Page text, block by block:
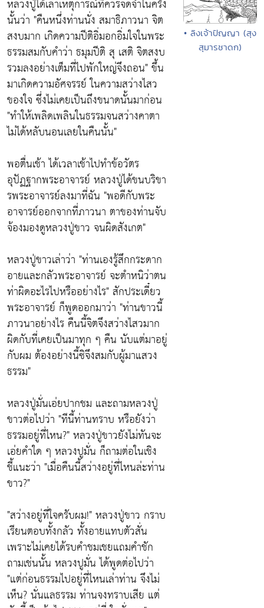
หลวงปู่ได้เล่าเหตุการณ์ที่ควรจดจำในครั้ง
นั้นว่า "คืนหนึ่งท่านนั่ง สมาธิภาวนา จิต
สงบมาก เกิดความปีติอิ่มอกอิ่มใจในพระ
ธรรมสมกับคำว่า ธมุมปีติ สุ เสติ จิตสงบ
รวมลงอย่างเต็มที่ไปพักใหญ่จึงถอน"ขึ้น
มาเกิดความอัศจรรย์ ในความสว่างไสว
ของใจ ซึ่งไม่เคยเป็นถึงขนาดนั้นมาก่อน
"ทำให้เพลิดเพลินในธรรมจนสว่างคาตา
ไม่ได้หลับนอนเลยในคืนนั้น"
พอตื่นเช้า ได้เวลาเช้าไปทำข้อวัตร
อุปัฏฐากพระอาจารย์ หลวงปู่ได้ขนบริขา
รพระอาจารย์ลงมาที่ฉัน "พอดีกับพระ
อาจารย์ออกจากที่ภาวนา ตาของท่านจับ
จ้องมองดูหลวงปู่ขาว จนผิดสังเกต"
หลวงปู่ขาวเล่าว่า "ท่านเองรู้สึกกระดาก
อายและกลัวพระอาจารย์ จะตำหนิว่าตน
ท่าผิดอะไรไปหรืออย่างไร"สักประเดี๋ยว
พระอาจารย์ ก็พูดออกมาว่า "ท่านขาวนี้
ภาวนาอย่างไร คืนนี้จิตจึงสว่างไสวมาก
ผิดกับที่เคยเป็นมาทุก ๆ คืน นับแต่มาอยู่
กับผม ต้องอย่างนี้ซิจึงสมกับผู้มาแสวง
ธรรม"
หลวงปู่มั่นเอ่ยปากชม และถามหลวงปู่
ขาวต่อไปว่า "ทีนี้ท่านทราบ หรือยังว่า
ธรรมอยู่ที่ไหน?"หลวงปู่ขาวยังไม่ทันจะ
เอ่ยคำใด ๆ หลวงปูมั่น ก็ถามต่อในเชิง
ชี้แนะว่า "เมื่อคืนนี้สว่างอยู่ที่ไหนล่ะท่าน
ขาว?"
"สว่างอยู่ที่ใจครับผม!"หลวงปู่ขาว กราบ
เรียนตอบทั้งกลัว ทั้งอายแทบตัวสั่น
เพราะไม่เคยได้รบคำชมเชยแถมคำชัก
ถามเช่นนั้น หลวงปูมั่น ได้พูดต่อไปว่า
"แต่ก่อนธรรมไปอยู่ที่ไหนเล่าท่าน จึงไม่
เห็น? นั่นแลธรรม ท่านจงทราบเสีย แต่
• ลิงเจ้าปัญญา (สุง
สุมารชาดก)